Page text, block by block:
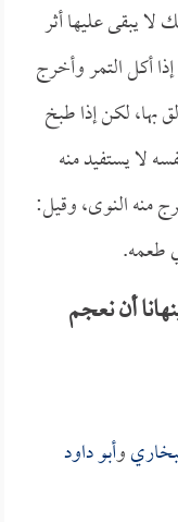
لا يبقى عليها أثر
أكل التمر وأخرج
بها، لكن إذا طبخ
لا يستفيد منه
منه النوى، وقيل:
طعمه.
أن نعجم
وأبو داود